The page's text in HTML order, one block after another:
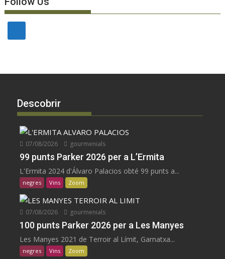
Descobrir
07/08/2026 gourmenials
99 punts Parker 2026 per a L’Ermita
L'Ermita 2024 d'Álvaro Palacios obté 99 punts a...
negres Vins Zoom
07/08/2026 gourmenials
100 punts Parker 2026 per a Les Manyes
Les Manyes 2021 de Terroir al Límit, Garnatxa...
negres Vins Zoom